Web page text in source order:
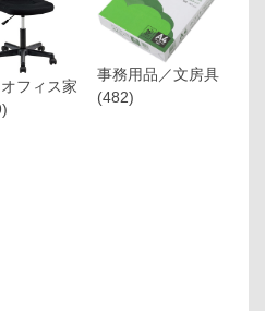
フィス家
事務用品／文房具
(482)